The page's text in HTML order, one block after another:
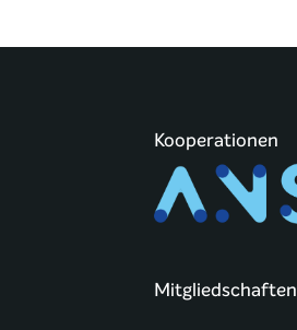
Kooperationen
Mitgliedschaften